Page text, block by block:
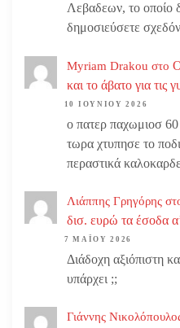
Λεβαδεων, το οποίο
δημοσιεύσετε
Myriam Drakou στο
και το άβατο για τις
10 ΙΟΥΝΊΟΥ 2026
ο πατερ παχωμιοσ 60
τωρα χτυπησε το
περαστικά
Λιάππης Γρηγόρης
δισ. ευρώ τα έσοδα
7 ΜΑΪ́ΟΥ 2026
Διάδοχη αξιόπιστη
υπάρχει ;;
Γιάννης